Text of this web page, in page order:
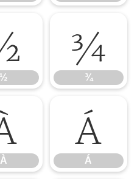
½
¾
¾
À
Á
Á